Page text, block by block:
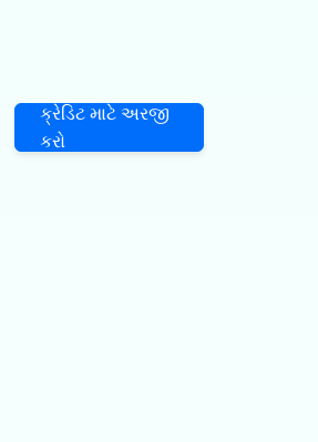
ક્રેડિટ માટે અરજી
કરો